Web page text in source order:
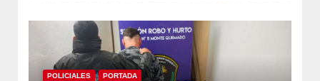
POLICIALES PORTADA